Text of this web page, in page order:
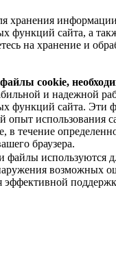
хранения
сайта, а
на хранение и
cookie,
и надежной
функций сайта. Эти
использования
в течение
браузера.
файлы используются
возможных
эффективной